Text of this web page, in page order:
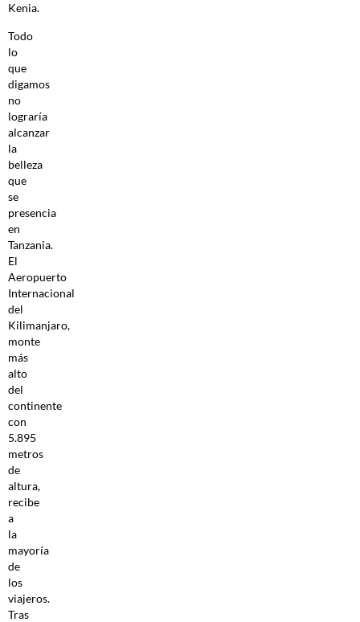
Kenia.
Todo
lo
que
digamos
no
lograría
alcanzar
la
belleza
que
se
presencia
en
Tanzania.
El
Aeropuerto
Internacional
del
Kilimanjaro,
monte
más
alto
del
continente
con
5.895
metros
de
altura,
recibe
a
la
mayoría
de
los
viajeros.
Tras